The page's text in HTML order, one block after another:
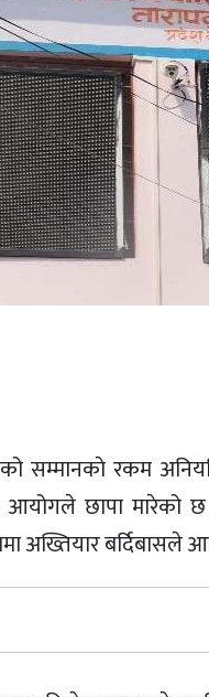
सम्मानकाे रकम
छापा मारेको
अख्तियार बर्दिबासले